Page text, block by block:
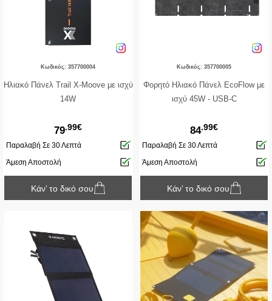
Κωδικός: 357700004
Ηλιακό Πάνελ Trail X-Moove με ισχύ
14W
79.99€
Παραλαβή Σε 30 Λεπτά
Άμεση Αποστολή
Κάν’ το δικό σου
Κωδικός: 357700005
Φορητό Ηλιακό Πάνελ EcoFlow με
ισχύ 45W - USB-C
84.99€
Παραλαβή Σε 30 Λεπτά
Άμεση Αποστολή
Κάν’ το δικό σου